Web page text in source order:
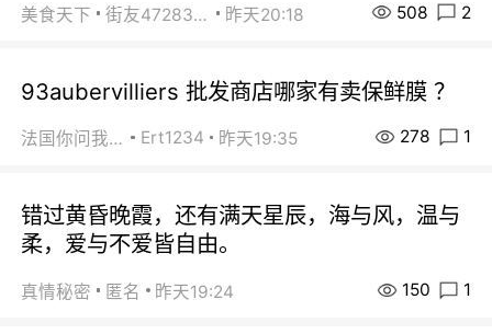
美食天下 街友472838572 昨天20:18 508 2
93aubervilliers 批发商店哪家有卖保鲜膜 ？
法国你问我答 Ert1234 昨天19:35 278 1
错过黄昏晚霞，还有满天星辰，海与风，温与
柔，爱与不爱皆自由。
真情秘密 匿名 昨天19:24 150 1